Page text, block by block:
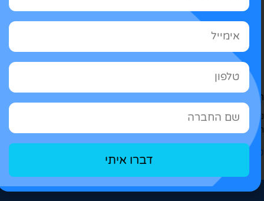
ואיוש מקצה לקצה
תהליך גיוס מלא – מאיתור מועמדים ועד השמה מדויקת,
לך זמן ומשאבים….
עוד >
דברו איתי